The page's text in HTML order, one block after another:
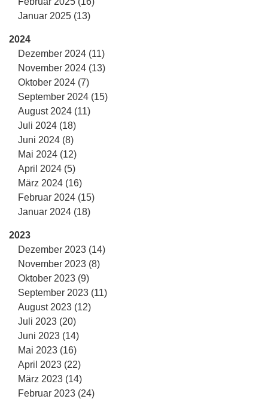
Januar 2025 (13)
2024
Dezember 2024 (11)
November 2024 (13)
Oktober 2024 (7)
September 2024 (15)
August 2024 (11)
Juli 2024 (18)
Juni 2024 (8)
Mai 2024 (12)
April 2024 (5)
März 2024 (16)
Februar 2024 (15)
Januar 2024 (18)
2023
Dezember 2023 (14)
November 2023 (8)
Oktober 2023 (9)
September 2023 (11)
August 2023 (12)
Juli 2023 (20)
Juni 2023 (14)
Mai 2023 (16)
April 2023 (22)
März 2023 (14)
Februar 2023 (24)